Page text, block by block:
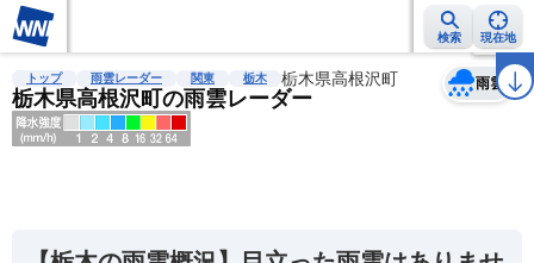
検索 現在地
雨雲レーダー 台風情報 地震情報 警報・注意報 2週間天気 ラ
トップ 雨雲レーダー 関東 栃木 栃木県高根沢町
栃木県高根沢町の雨雲レーダー
雨雲
天気 台風